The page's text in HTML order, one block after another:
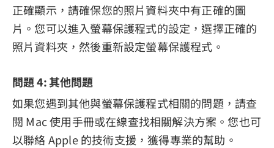
正確顯示，請確保您的照片資料夾中有正確的圖
片。您可以進入螢幕保護程式的設定，選擇正確的
照片資料夾，然後重新設定螢幕保護程式。
問題 4: 其他問題
如果您遇到其他與螢幕保護程式相關的問題，請查
閱 Mac 使用手冊或在線查找相關解決方案。您也可
以聯絡 Apple 的技術支援，獲得專業的幫助。